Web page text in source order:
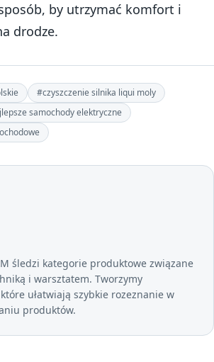
by utrzymać komfort i
drodze.
#czyszczenie silnika liqui moly
samochody elektryczne
śledzi kategorie produktowe związane
i warsztatem. Tworzymy
ułatwiają szybkie rozeznanie w
produktów.